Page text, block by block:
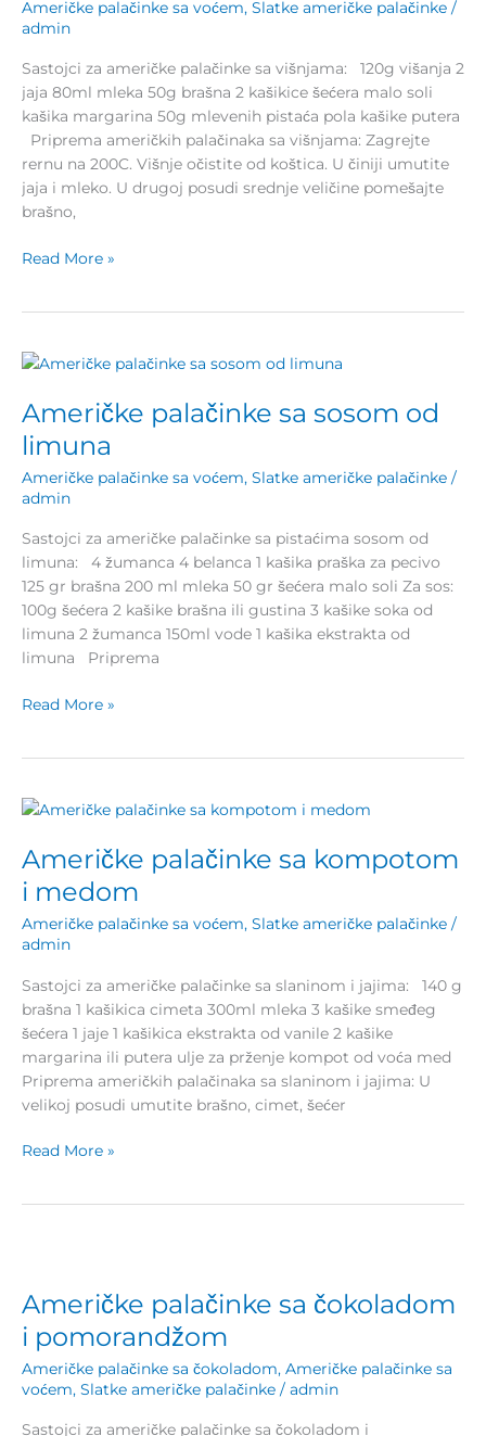
Američke palačinke sa voćem, Slatke američke palačinke /
admin
Sastojci za američke palačinke sa višnjama: 120g višanja 2
jaja 80ml mleka 50g brašna 2 kašikice šećera malo soli
kašika margarina 50g mlevenih pistaća pola kašike putera
Priprema američkih palačinaka sa višnjama: Zagrejte
rernu na 200C. Višnje očistite od koštica. U činiji umutite
jaja i mleko. U drugoj posudi srednje veličine pomešajte
brašno,
Read More »
Američke palačinke sa sosom od
limuna
Američke palačinke sa voćem, Slatke američke palačinke /
admin
Sastojci za američke palačinke sa pistaćima sosom od
limuna: 4 žumanca 4 belanca 1 kašika praška za pecivo
125 gr brašna 200 ml mleka 50 gr šećera malo soli Za sos:
100g šećera 2 kašike brašna ili gustina 3 kašike soka od
limuna 2 žumanca 150ml vode 1 kašika ekstrakta od
limuna Priprema
Američke
sa
sosom
od
limuna
Read More »
Američke palačinke sa kompotom
i medom
Američke palačinke sa voćem, Slatke američke palačinke /
admin
Sastojci za američke palačinke sa slaninom i jajima: 140 g
brašna 1 kašikica cimeta 300ml mleka 3 kašike smeđeg
šećera 1 jaje 1 kašikica ekstrakta od vanile 2 kašike
margarina ili putera ulje za prženje kompot od voća med
Priprema američkih palačinaka sa slaninom i jajima: U
velikoj posudi umutite brašno, cimet, šećer
Američke
sa
kompotom
i
medom
Read More »
Američke palačinke sa čokoladom
i pomorandžom
Američke palačinke sa čokoladom, Američke palačinke sa
voćem, Slatke američke palačinke / admin
Sastojci za američke palačinke sa čokoladom i
sa
čokoladom
i
pomorandžom